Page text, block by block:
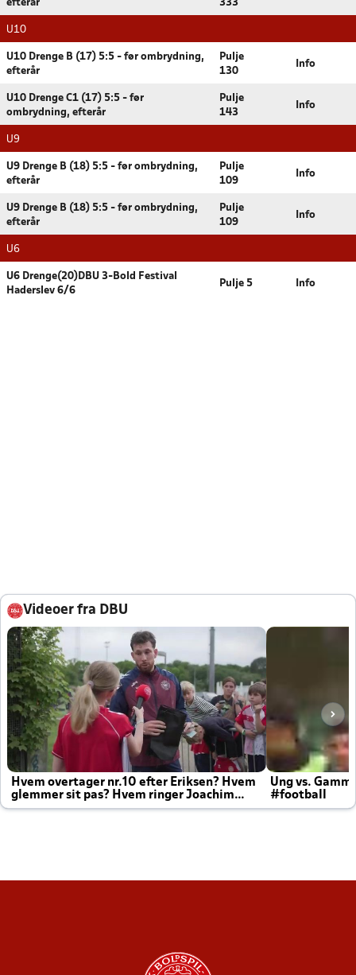
efterår
333
U10
U10 Drenge B (17) 5:5 - før ombrydning,
efterår
Pulje
130
Info
U10 Drenge C1 (17) 5:5 - før
ombrydning, efterår
Pulje
143
Info
U9
U9 Drenge B (18) 5:5 - før ombrydning,
efterår
Pulje
109
Info
U9 Drenge B (18) 5:5 - før ombrydning,
efterår
Pulje
109
Info
U6
U6 Drenge(20)DBU 3-Bold Festival
Haderslev 6/6
Pulje 5 Info
Videoer fra DBU
Hvem overtager nr.10 efter Eriksen? Hvem
glemmer sit pas? Hvem ringer Joachim
altid til efter kampe?
Ung vs.
#football